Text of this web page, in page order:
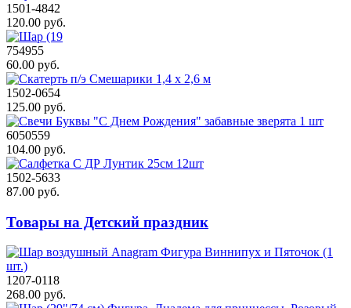
1501-4842
120.00 руб.
754955
60.00 руб.
1502-0654
125.00 руб.
6050559
104.00 руб.
1502-5633
87.00 руб.
Товары на Детский праздник
1207-0118
268.00 руб.